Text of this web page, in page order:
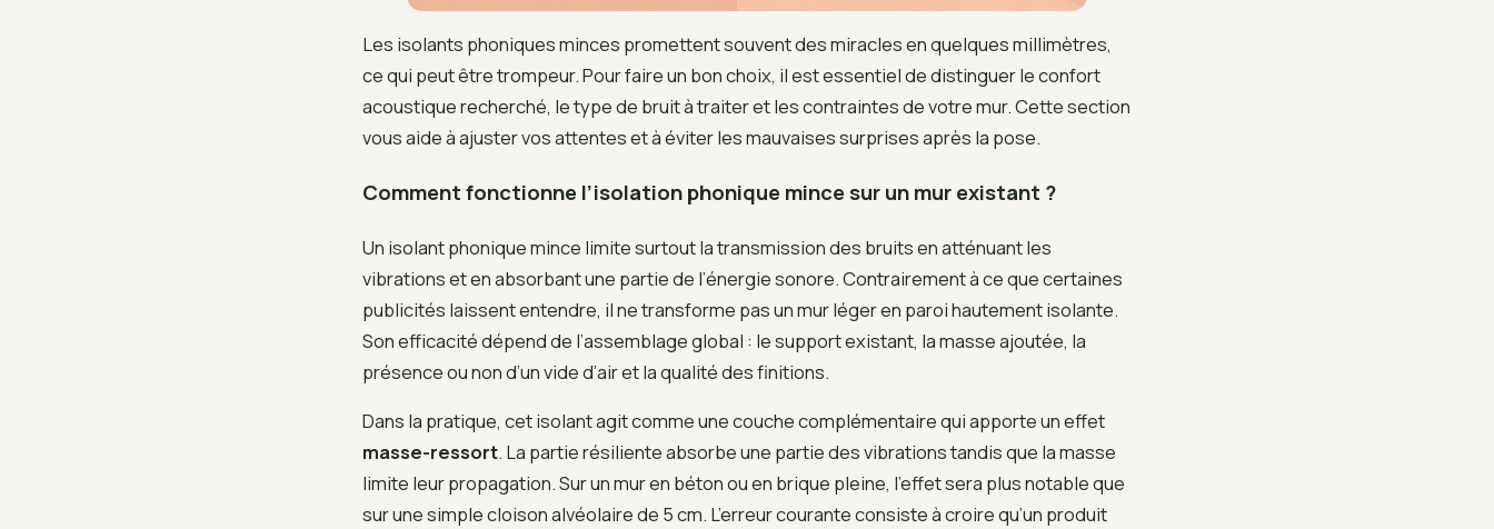
Les isolants phoniques minces promettent souvent des miracles en quelques millimètres,
ce qui peut être trompeur. Pour faire un bon choix, il est essentiel de distinguer le confort
acoustique recherché, le type de bruit à traiter et les contraintes de votre mur. Cette section
vous aide à ajuster vos attentes et à éviter les mauvaises surprises après la pose.
Comment fonctionne l’isolation phonique mince sur un mur existant ?
Un isolant phonique mince limite surtout la transmission des bruits en atténuant les
vibrations et en absorbant une partie de l’énergie sonore. Contrairement à ce que certaines
publicités laissent entendre, il ne transforme pas un mur léger en paroi hautement isolante.
Son efficacité dépend de l’assemblage global : le support existant, la masse ajoutée, la
présence ou non d’un vide d’air et la qualité des finitions.
Dans la pratique, cet isolant agit comme une couche complémentaire qui apporte un effet
masse-ressort. La partie résiliente absorbe une partie des vibrations tandis que la masse
limite leur propagation. Sur un mur en béton ou en brique pleine, l’effet sera plus notable que
sur une simple cloison alvéolaire de 5 cm. L’erreur courante consiste à croire qu’un produit